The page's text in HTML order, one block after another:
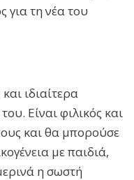
για τη νέα του
ιδιαίτερα
Είναι φιλικός και
και θα μπορούσε
με παιδιά,
η σωστή